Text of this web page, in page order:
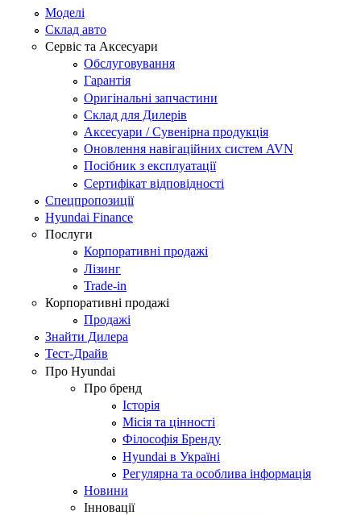
Моделі
Склад авто
Сервіс та Аксесуари
Обслуговування
Гарантія
Оригінальні запчастини
Склад для Дилерів
Аксесуари / Сувенірна продукція
Оновлення навігаційних систем AVN
Посібник з експлуатації
Сертифікат відповідності
Спецпропозиції
Hyundai Finance
Послуги
Корпоративні продажі
Лізинг
Trade-in
Корпоративні продажі
Продажі
Знайти Дилера
Тест-Драйв
Про Hyundai
Про бренд
Історія
Місія та цінності
Філософія Бренду
Hyundai в Україні
Регулярна та особлива інформація
Новини
Інновації